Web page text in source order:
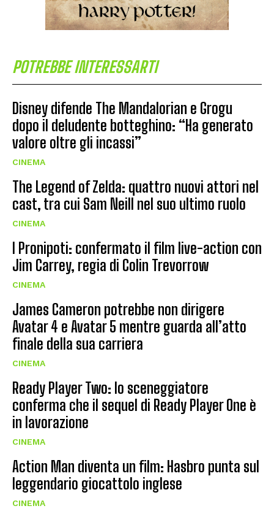
POTREBBE INTERESSARTI
Disney difende The Mandalorian e Grogu
dopo il deludente botteghino: “Ha generato
valore oltre gli incassi”
CINEMA
The Legend of Zelda: quattro nuovi attori nel
cast, tra cui Sam Neill nel suo ultimo ruolo
CINEMA
I Pronipoti: confermato il film live-action con
Jim Carrey, regia di Colin Trevorrow
CINEMA
James Cameron potrebbe non dirigere
Avatar 4 e Avatar 5 mentre guarda all’atto
finale della sua carriera
CINEMA
Ready Player Two: lo sceneggiatore
conferma che il sequel di Ready Player One è
in lavorazione
CINEMA
Action Man diventa un film: Hasbro punta sul
leggendario giocattolo inglese
CINEMA